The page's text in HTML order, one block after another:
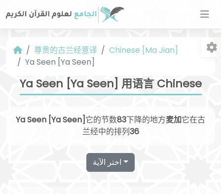
尊贵的古兰经意译
Chinese [Ma Jian]
Ya Seen [Ya Seen]
Ya Seen [Ya Seen] 用语言 Chinese
Ya Seen [Ya Seen]它的节数83下降的地方麦加它在古
兰经中的排列36
اختر الآية